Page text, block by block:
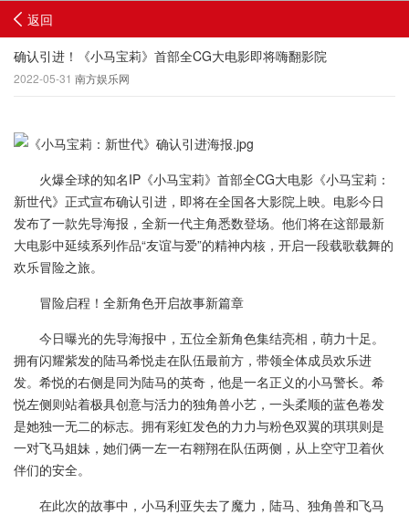
返回
确认引进！《小马宝莉》首部全CG大电影即将嗨翻影院
2022-05-31 南方娱乐网
火爆全球的知名IP《小马宝莉》首部全CG大电影《小马宝莉：
新世代》正式宣布确认引进，即将在全国各大影院上映。电影今日
发布了一款先导海报，全新一代主角悉数登场。他们将在这部最新
大电影中延续系列作品“友谊与爱”的精神内核，开启一段载歌载舞的
欢乐冒险之旅。
冒险启程！全新角色开启故事新篇章
今日曝光的先导海报中，五位全新角色集结亮相，萌力十足。
拥有闪耀紫发的陆马希悦走在队伍最前方，带领全体成员欢乐进
发。希悦的右侧是同为陆马的英奇，他是一名正义的小马警长。希
悦左侧则站着极具创意与活力的独角兽小艺，一头柔顺的蓝色卷发
是她独一无二的标志。拥有彩虹发色的力力与粉色双翼的琪琪则是
一对飞马姐妹，她们俩一左一右翱翔在队伍两侧，从上空守卫着伙
伴们的安全。
在此次的故事中，小马利亚失去了魔力，陆马、独角兽和飞马